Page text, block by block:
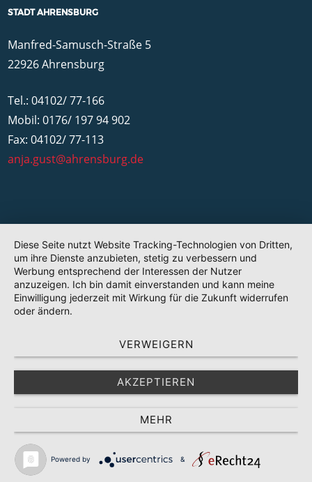
STADT AHRENSBURG
Manfred-Samusch-Straße 5
22926 Ahrensburg
Tel.: 04102/ 77-166
Mobil: 0176/ 197 94 902
Fax: 04102/ 77-113
anja.gust@ahrensburg.de
Diese Seite nutzt Website Tracking-Technologien von Dritten,
um ihre Dienste anzubieten, stetig zu verbessern und
Werbung entsprechend der Interessen der Nutzer
anzuzeigen. Ich bin damit einverstanden und kann meine
Einwilligung jederzeit mit Wirkung für die Zukunft widerrufen
oder ändern.
VERWEIGERN
AKZEPTIEREN
MEHR
Powered by &